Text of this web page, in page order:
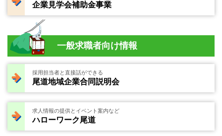
企業見学会補助金事業
一般求職者向け情報
採用担当者と直接話ができる
尾道地域企業合同説明会
求人情報の提供とイベント案内など
ハローワーク尾道